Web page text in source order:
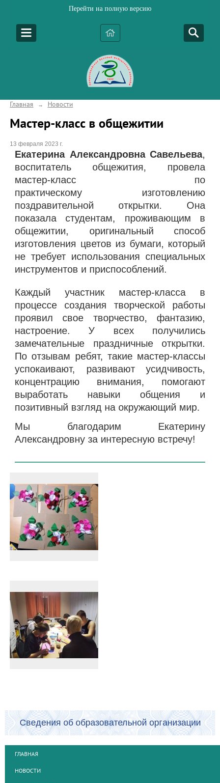
Перейти на полную версию
Главная → Новости
Мастер-класс в общежитии
13 февраля 2023 г.
Екатерина Александровна Савельева,
воспитатель общежития, провела
мастер-класс по
практическому изготовлению
поздравительной открытки. Она
показала студентам, проживающим в
общежитии, оригинальный способ
изготовления цветов из бумаги, который
не требует использования специальных
инструментов и приспособлений.
Каждый участник мастер-класса в
процессе создания творческой работы
проявил свое творчество, фантазию,
настроение. У всех получились
замечательные праздничные открытки.
По отзывам ребят, такие мастер-классы
успокаивают, развивают усидчивость,
концентрацию внимания, помогают
выработать навыки общения и
позитивный взгляд на окружающий мир.
Мы благодарим Екатерину
Александровну за интересную встречу!
Сведения об образовательной организации
ГЛАВНАЯ
НОВОСТИ